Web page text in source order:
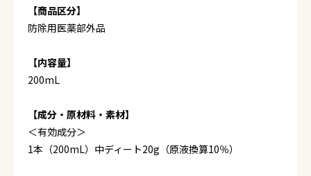
【商品区分】
防除用医薬部外品
【内容量】
200mL
【成分・原材料・素材】
＜有効成分＞
1本（200mL）中ディート20g（原液換算10％）